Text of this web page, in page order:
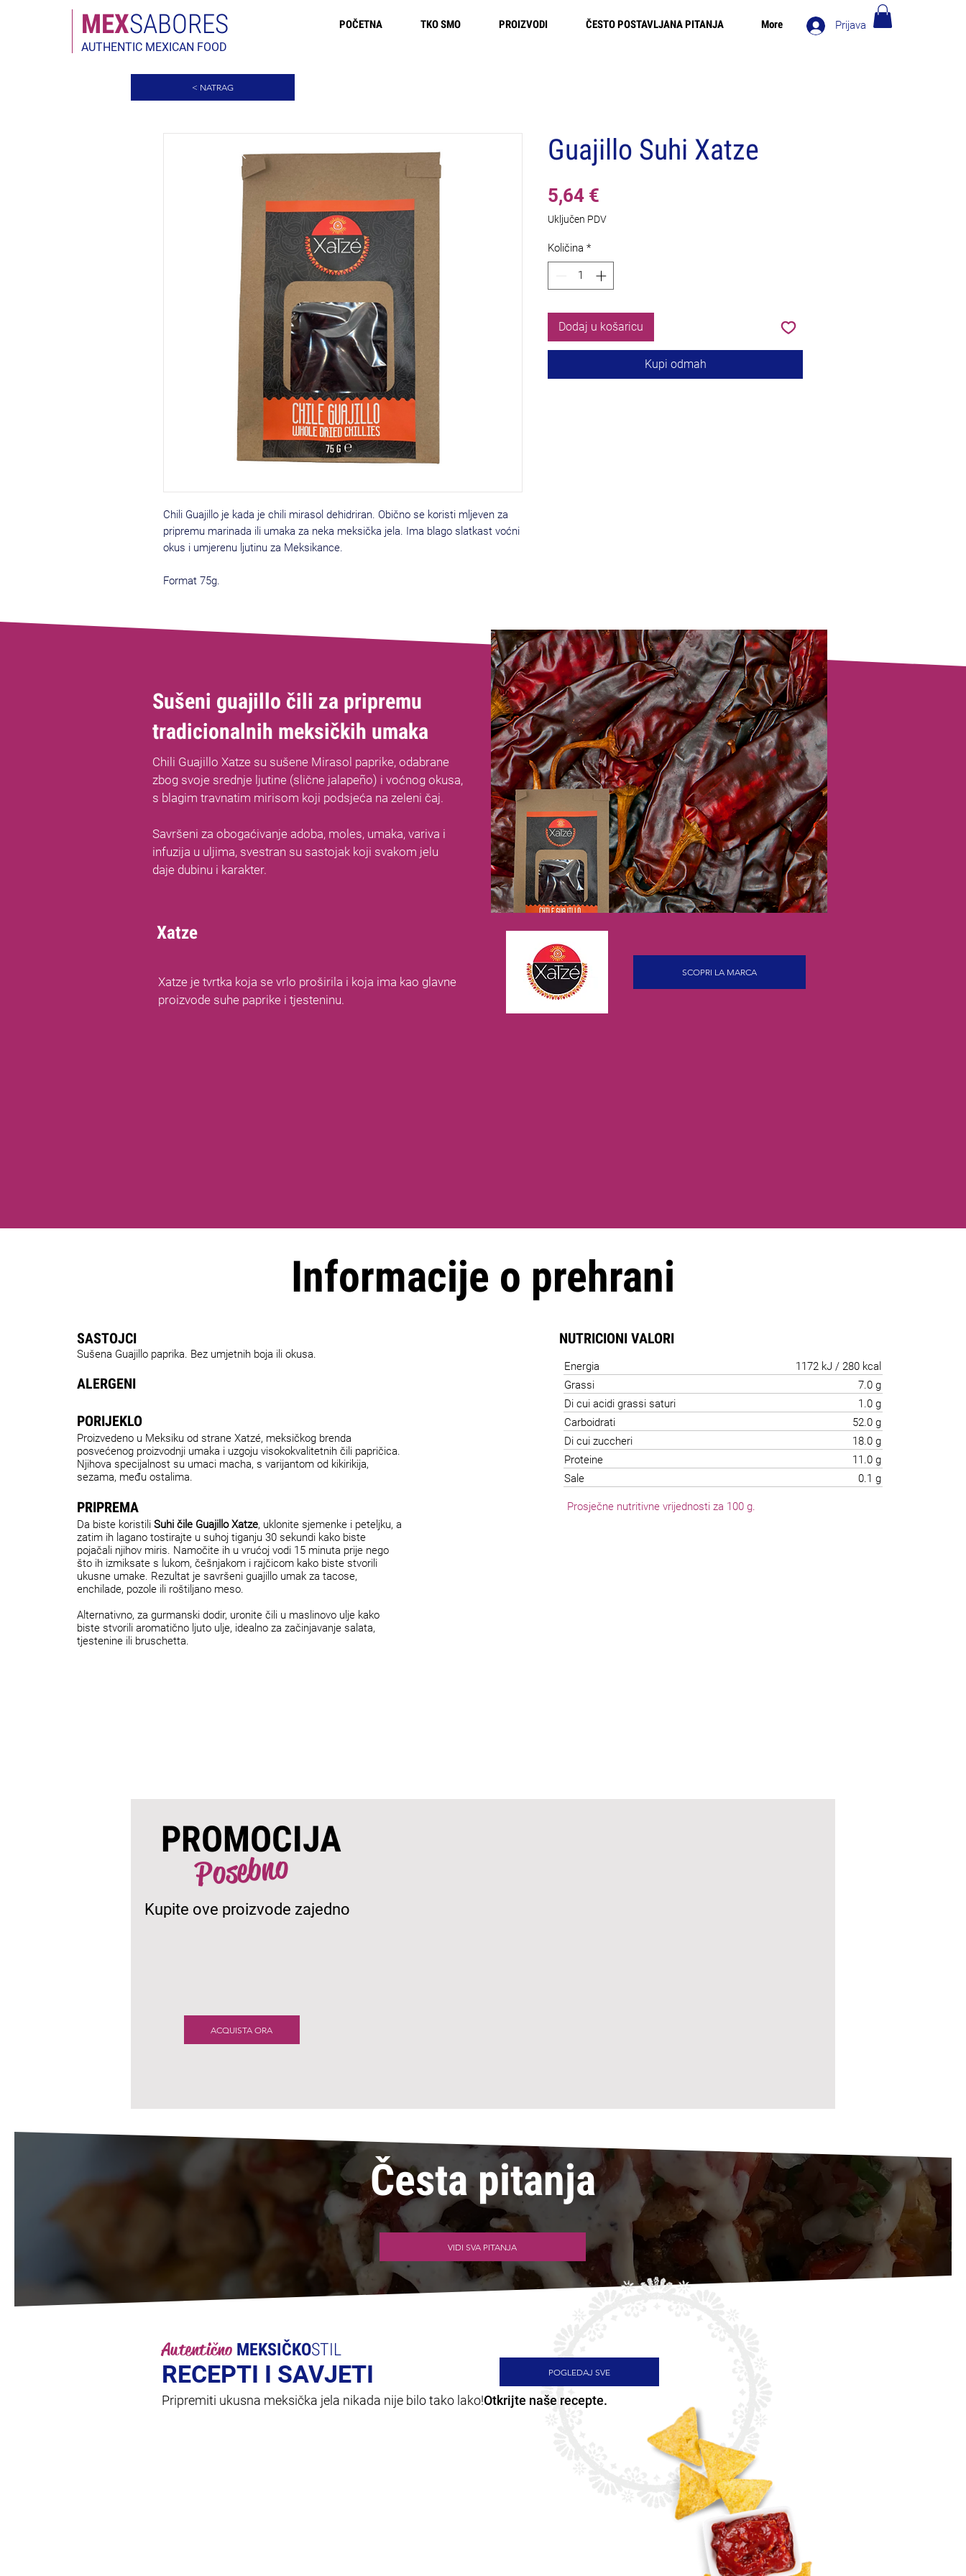
MEXSABORES
AUTHENTIC MEXICAN FOOD
Prijava
POČETNA TKO SMO PROIZVODI ČESTO POSTAVLJANA PITANJA More
< NATRAG
Chili Guajillo je kada je chili mirasol dehidriran. Obično se koristi mljeven za
pripremu marinada ili umaka za neka meksička jela. Ima blago slatkast voćni
okus i umjerenu ljutinu za Meksikance.
Format 75g.
Guajillo Suhi Xatze
5,64 €
Uključen PDV
Količina *
Dodaj u košaricu
Kupi odmah
Novi dolazak
Sušeni guajillo čili za pripremu
tradicionalnih meksičkih umaka
Chili Guajillo Xatze su sušene Mirasol paprike, odabrane
zbog svoje srednje ljutine (slične jalapeño) i voćnog okusa,
s blagim travnatim mirisom koji podsjeća na zeleni čaj.
Savršeni za obogaćivanje adoba, moles, umaka, variva i
infuzija u uljima, svestran su sastojak koji svakom jelu
daje dubinu i karakter.
Xatze
Xatze je tvrtka koja se vrlo proširila i koja ima kao glavne
proizvode suhe paprike i tjesteninu.
SCOPRI LA MARCA
Informacije o prehrani
SASTOJCI
Sušena Guajillo paprika. Bez umjetnih boja ili okusa.
ALERGENI
PORIJEKLO
Proizvedeno u Meksiku od strane Xatzé, meksičkog brenda
posvećenog proizvodnji umaka i uzgoju visokokvalitetnih čili papričica.
Njihova specijalnost su umaci macha, s varijantom od kikirikija,
sezama, među ostalima.
PRIPREMA
Da biste koristili Suhi čile Guajillo Xatze, uklonite sjemenke i peteljku, a
zatim ih lagano tostirajte u suhoj tiganju 30 sekundi kako biste
pojačali njihov miris. Namočite ih u vrućoj vodi 15 minuta prije nego
što ih izmiksate s lukom, češnjakom i rajčicom kako biste stvorili
ukusne umake. Rezultat je savršeni guajillo umak za tacose,
enchilade, pozole ili roštiljano meso.
Alternativno, za gurmanski dodir, uronite čili u maslinovo ulje kako
biste stvorili aromatično ljuto ulje, idealno za začinjavanje salata,
tjestenine ili bruschetta.
NUTRICIONI VALORI
Energia
1172 kJ / 280 kcal
Grassi
7.0 g
Di cui acidi grassi saturi
1.0 g
Carboidrati
52.0 g
Di cui zuccheri
18.0 g
Proteine
11.0 g
Sale
0.1 g
Prosječne nutritivne vrijednosti za 100 g.
PROMOCIJA
Posebno
Kupite ove proizvode zajedno
ACQUISTA ORA
Česta pitanja
VIDI SVA PITANJA
RECEPTI I SAVJETI POGLEDAJ SVE
Autentično MEKSIČKOSTIL
Pripremiti ukusna meksička jela nikada nije bilo tako lako!Otkrijte naše recepte.